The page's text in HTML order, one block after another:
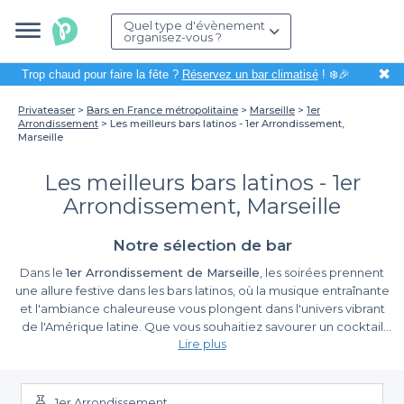
Quel type d'évènement
organisez-vous ?
Trop chaud pour faire la fête ? Réservez un bar climatisé! ❄️🎉 ✖
Privateaser Bars en France métropolitaine Marseille
1er
Arrondissement
Les meilleurs bars latinos - 1er Arrondissement,
Marseille
Les meilleurs bars latinos - 1er
Arrondissement, Marseille
Notre sélection de bar
Dans le1er Arrondissement de Marseille , les soirées prennent
une allure festive dans les bars latinos, où la musique entraînante
et l'ambiance chaleureuse vous plongent dans l'univers vibrant
de l'Amérique latine. Que vous souhaitiez savourer un cocktail
traditionnel ou simplement profiter d'une soirée dansante, ces
une soirée entre amis ou un événement d'entreprise dans cet
esprit convivial est un choix parfait pour partager des moments
La simplicité de réservation avec Privateaser
Lire plus